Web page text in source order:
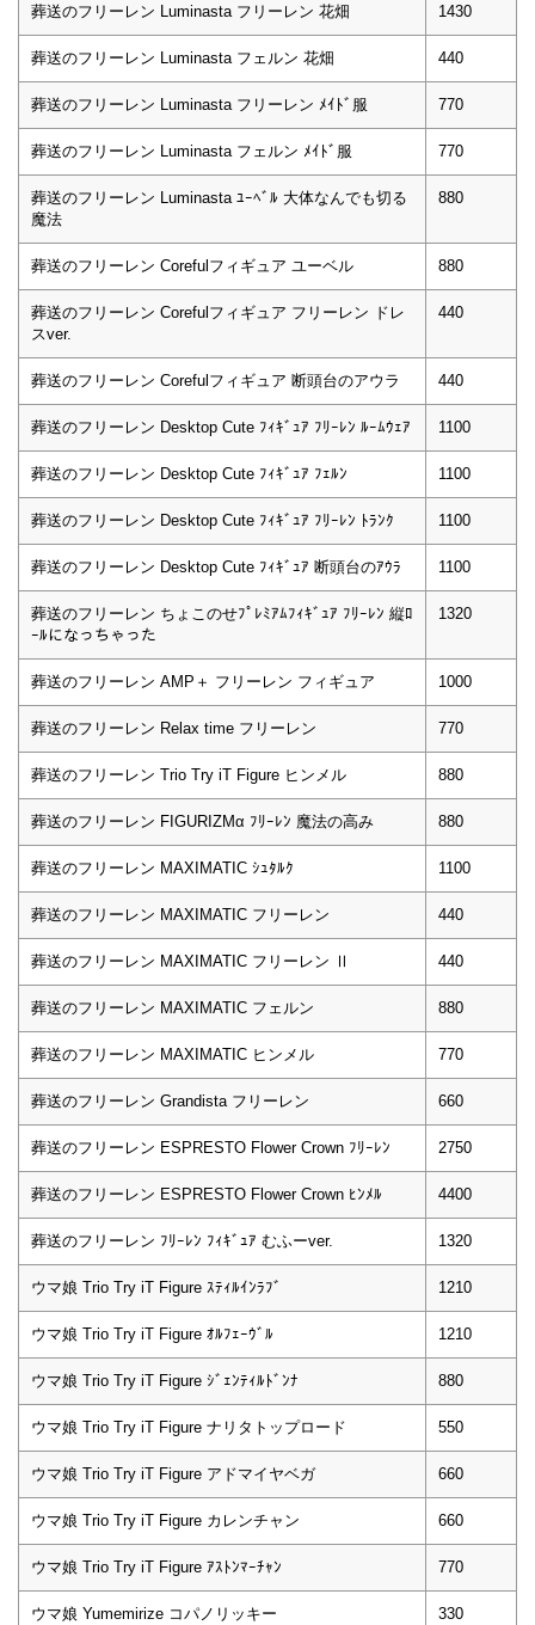
葬送のフリーレン Luminasta フリーレン 花畑 1430
葬送のフリーレン Luminasta フェルン 花畑 440
葬送のフリーレン Luminasta フリーレン ﾒｲﾄﾞ服 770
葬送のフリーレン Luminasta フェルン ﾒｲﾄﾞ服 770
葬送のフリーレン Luminasta ﾕｰﾍﾞﾙ 大体なんでも切る
魔法
880
葬送のフリーレン Corefulフィギュア ユーベル 880
葬送のフリーレン Corefulフィギュア フリーレン ドレ
スver.
440
葬送のフリーレン Corefulフィギュア 断頭台のアウラ 440
葬送のフリーレン Desktop Cute ﾌｨｷﾞｭｱ ﾌﾘｰﾚﾝ ﾙｰﾑｳｪｱ 1100
葬送のフリーレン Desktop Cute ﾌｨｷﾞｭｱ ﾌｪﾙﾝ 1100
葬送のフリーレン Desktop Cute ﾌｨｷﾞｭｱ ﾌﾘｰﾚﾝ ﾄﾗﾝｸ 1100
葬送のフリーレン Desktop Cute ﾌｨｷﾞｭｱ 断頭台のｱｳﾗ 1100
葬送のフリーレン ちょこのせﾌﾟﾚﾐｱﾑﾌｨｷﾞｭｱ ﾌﾘｰﾚﾝ 縦ﾛ
ｰﾙになっちゃった
1320
葬送のフリーレン AMP＋ フリーレン フィギュア 1000
葬送のフリーレン Relax time フリーレン 770
葬送のフリーレン Trio Try iT Figure ヒンメル 880
葬送のフリーレン FIGURIZMα ﾌﾘｰﾚﾝ 魔法の高み 880
葬送のフリーレン MAXIMATIC ｼｭﾀﾙｸ 1100
葬送のフリーレン MAXIMATIC フリーレン 440
葬送のフリーレン MAXIMATIC フリーレン Ⅱ 440
葬送のフリーレン MAXIMATIC フェルン 880
葬送のフリーレン MAXIMATIC ヒンメル 770
葬送のフリーレン Grandista フリーレン 660
葬送のフリーレン ESPRESTO Flower Crown ﾌﾘｰﾚﾝ 2750
葬送のフリーレン ESPRESTO Flower Crown ﾋﾝﾒﾙ 4400
葬送のフリーレン ﾌﾘｰﾚﾝ ﾌｨｷﾞｭｱ むふーver. 1320
ウマ娘 Trio Try iT Figure ｽﾃｨﾙｲﾝﾗﾌﾞ 1210
ウマ娘 Trio Try iT Figure ｵﾙﾌｪｰｳﾞﾙ 1210
ウマ娘 Trio Try iT Figure ｼﾞｪﾝﾃｨﾙﾄﾞﾝﾅ 880
ウマ娘 Trio Try iT Figure ナリタトップロード 550
ウマ娘 Trio Try iT Figure アドマイヤベガ 660
ウマ娘 Trio Try iT Figure カレンチャン 660
ウマ娘 Trio Try iT Figure ｱｽﾄﾝﾏｰﾁｬﾝ 770
ウマ娘 Yumemirize コパノリッキー 330